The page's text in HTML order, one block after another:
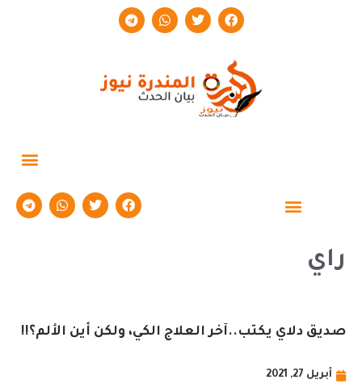
راي
صديق دلاي يكتب..آخر العلاج الكي، ولكن أين الألم؟!!
أبريل 27, 2021